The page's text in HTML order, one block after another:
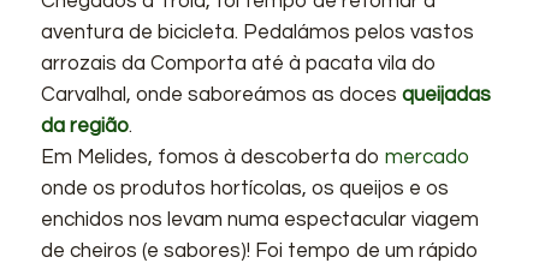
aventura de bicicleta. Pedalámos pelos vastos
arrozais da Comporta até à pacata vila do
Carvalhal, onde saboreámos as doces queijadas
da região.
Em Melides, fomos à descoberta do mercado
onde os produtos hortícolas, os queijos e os
enchidos nos levam numa espectacular viagem
de cheiros (e sabores)! Foi tempo de um rápido